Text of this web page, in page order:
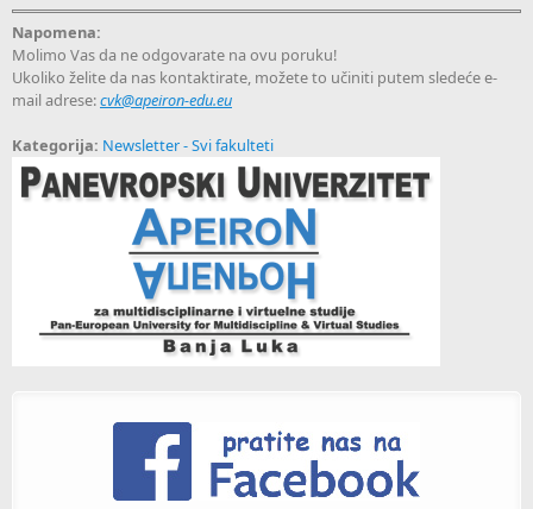
Napomena:
Molimo Vas da ne odgovarate na ovu poruku!
Ukoliko želite da nas kontaktirate, možete to učiniti putem sledeće e-
mail adrese:cvk@apeiron-edu.eu
Kategorija: Newsletter - Svi fakulteti